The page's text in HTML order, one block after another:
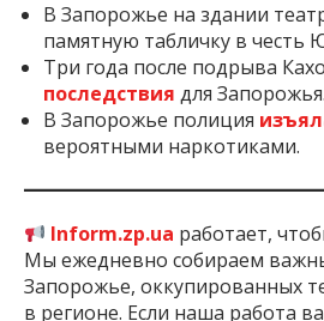
В Запорожье на здании
памятную табличку в честь
Три года после подрыва
последствия для Запорожья.
В Запорожье полиция
вероятными наркотиками.
Inform.zp.ua работает,
Мы ежедневно собираем
Запорожье, оккупированных
в регионе. Если наша работа